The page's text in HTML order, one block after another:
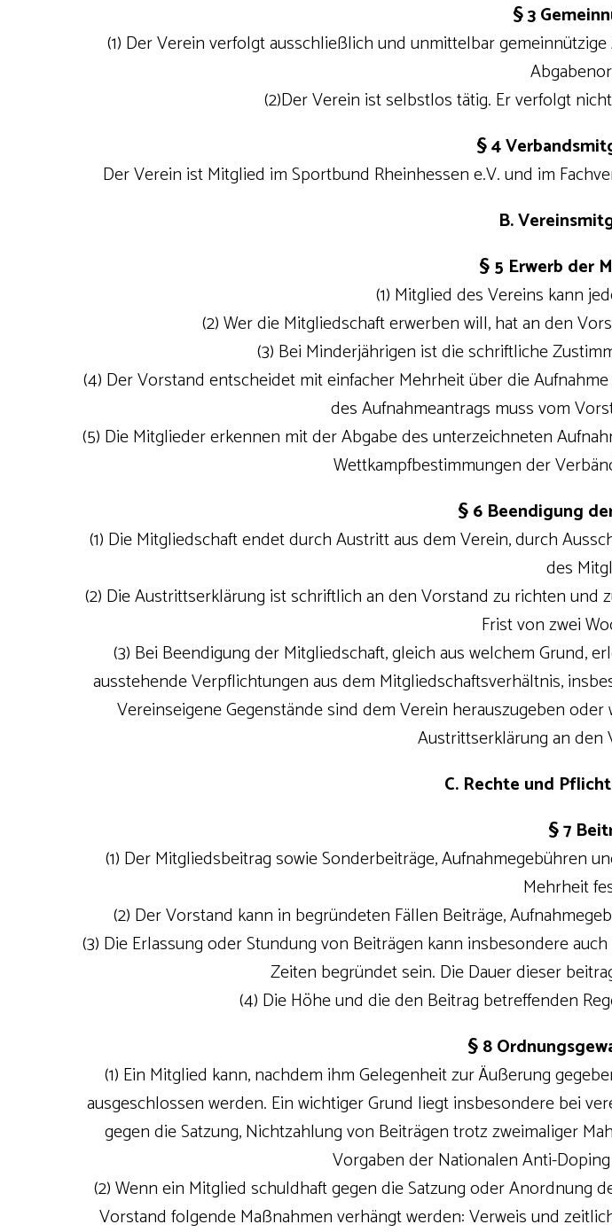
§ 3
(1) Der Verein verfolgt ausschließlich und unmittelbar
(2)Der Verein ist selbstlos tätig. Er verfolgt
§ 4
Der Verein ist Mitglied im Sportbund Rheinhessen e.V. und im
B.
§ 5 Erwerb der
(1) Mitglied des Vereins kann
(2) Wer die Mitgliedschaft erwerben will, hat an den
(3) Bei Minderjährigen ist die schriftliche
(4) Der Vorstand entscheidet mit einfacher Mehrheit über die
des Aufnahmeantrags muss vom
(5) Die Mitglieder erkennen mit der Abgabe des unterzeichneten
Wettkampfbestimmungen der
§ 6 Beendigung
(1) Die Mitgliedschaft endet durch Austritt aus dem Verein, durch
des
(2) Die Austrittserklärung ist schriftlich an den Vorstand zu richten
Frist von zwei
(3) Bei Beendigung der Mitgliedschaft, gleich aus welchem Grund,
ausstehende Verpflichtungen aus dem Mitgliedschaftsverhältnis,
Vereinseigene Gegenstände sind dem Verein herauszugeben
Austrittserklärung an den
C. Rechte und
§ 7
(1) Der Mitgliedsbeitrag sowie Sonderbeiträge, Aufnahmegebühren
Mehrheit
(2) Der Vorstand kann in begründeten Fällen Beiträge,
(3) Die Erlassung oder Stundung von Beiträgen kann insbesondere
Zeiten begründet sein. Die Dauer dieser
(4) Die Höhe und die den Beitrag betreffenden
§ 8
(1) Ein Mitglied kann, nachdem ihm Gelegenheit zur Äußerung
ausgeschlossen werden. Ein wichtiger Grund liegt insbesondere bei
gegen die Satzung, Nichtzahlung von Beiträgen trotz zweimaliger
Vorgaben der Nationalen Anti-
(2) Wenn ein Mitglied schuldhaft gegen die Satzung oder
Vorstand folgende Maßnahmen verhängt werden: Verweis und